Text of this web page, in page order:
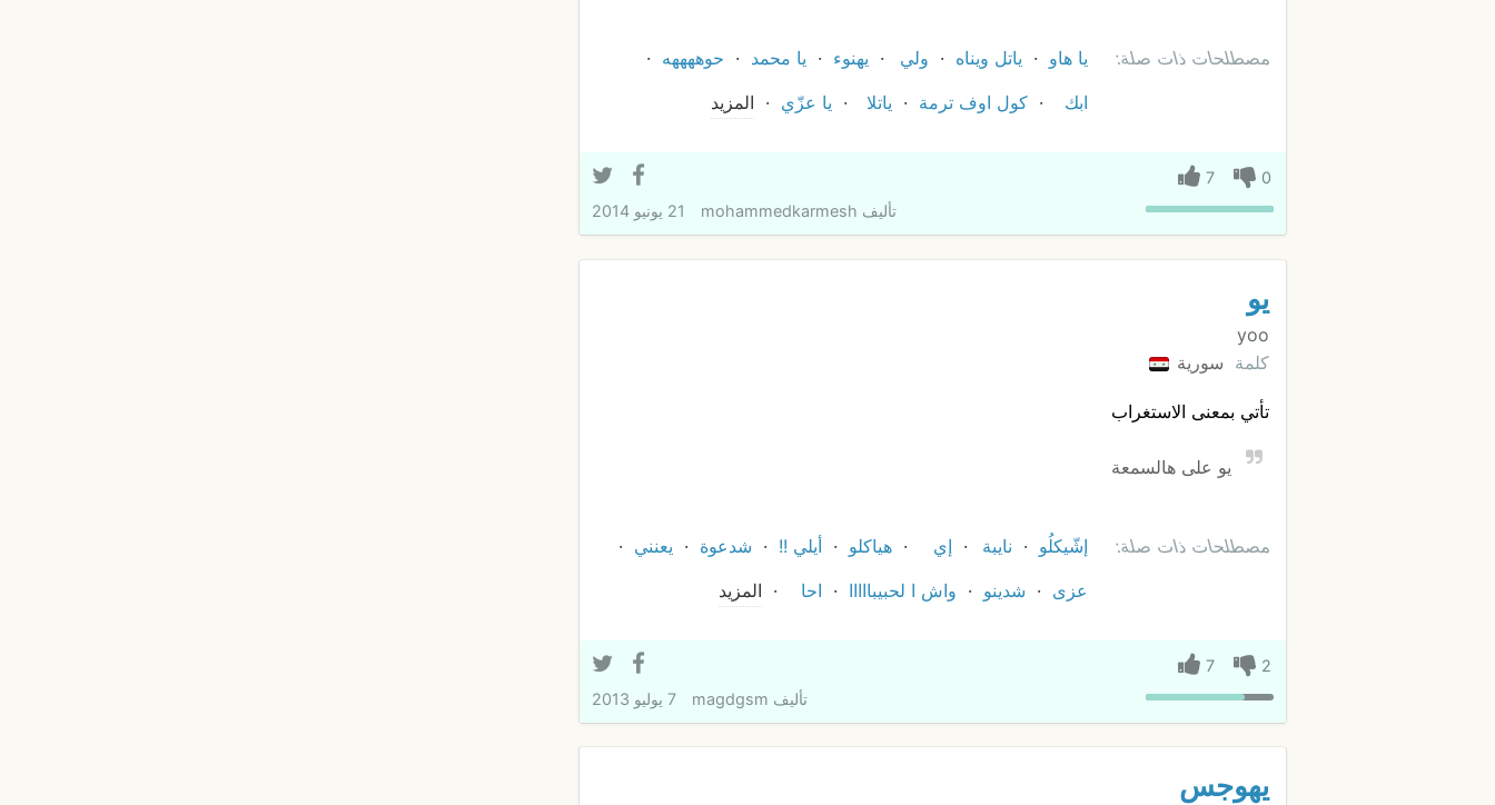
مصطلحات ذات صلة: يا هاو ياتل ويناه ولي يهنوء يا محمد
حوههههه
ابك
كول اوف ترمة ياتلا يا عزّي المزيد
0
7
تأليف mohammedkarmesh 21 يونيو 2014
يو
yoo
كلمة سورية
تأتي بمعنى الاستغراب
يو على هالسمعة
مصطلحات ذات صلة: إشّيكلُو نايبة إي هياكلو أيلي !! شدعوة
يعنني
عزى
شدينو واش ا لحبيبااااا احا المزيد
2
7
تأليف magdgsm 7 يوليو 2013
يهوجس